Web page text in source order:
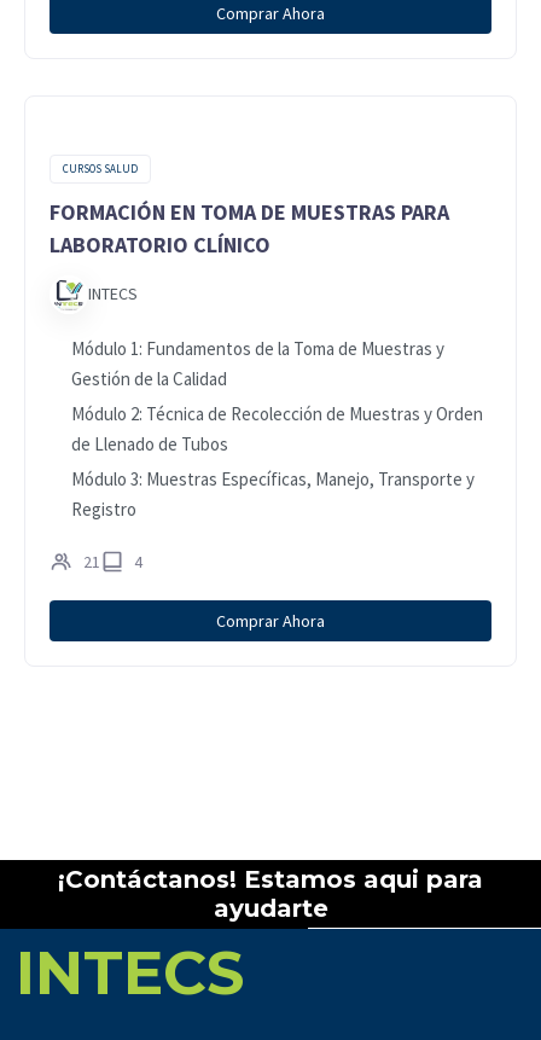
Comprar Ahora
CURSOS SALUD
FORMACIÓN EN TOMA DE MUESTRAS PARA
LABORATORIO CLÍNICO
INTECS
Módulo 1: Fundamentos de la Toma de Muestras y
Gestión de la Calidad
Módulo 2: Técnica de Recolección de Muestras y Orden
de Llenado de Tubos
Módulo 3: Muestras Específicas, Manejo, Transporte y
Registro
21 4
Comprar Ahora
¡Contáctanos! Estamos aqui para
ayudarte
INTECS